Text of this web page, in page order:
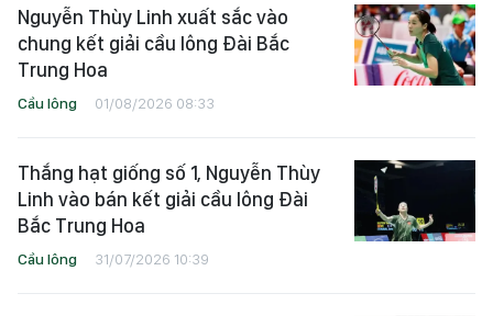
Nguyễn Thùy Linh xuất sắc vào
chung kết giải cầu lông Đài Bắc
Trung Hoa
Cầu lông 01/08/2026 08:33
Thắng hạt giống số 1, Nguyễn Thùy
Linh vào bán kết giải cầu lông Đài
Bắc Trung Hoa
Cầu lông 31/07/2026 10:39